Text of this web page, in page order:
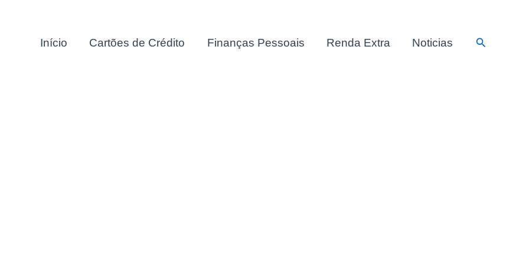
Início Cartões de Crédito Finanças Pessoais Renda Extra Noticias Pesquisar